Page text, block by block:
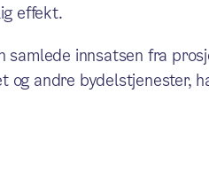
effekt.
innsatsen fra
og andre bydelstjenester,